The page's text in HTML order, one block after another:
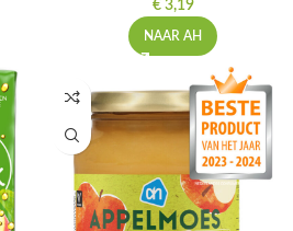
Kaas, vleeswaren, tapas
€ 3,19
NAAR AH